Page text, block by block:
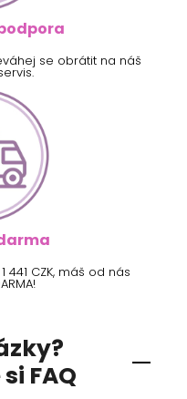
se obrátit na náš
441 CZK, máš od nás
FAQ